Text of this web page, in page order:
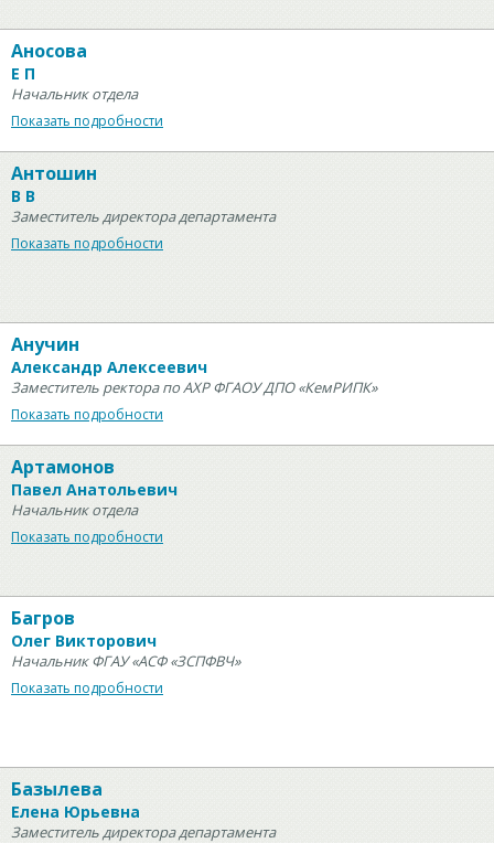
Аносова
Е П
Начальник отдела
Показать подробности
Антошин
В В
Заместитель директора департамента
Показать подробности
Анучин
Александр Алексеевич
Заместитель ректора по АХР ФГАОУ ДПО «КемРИПК»
Показать подробности
Артамонов
Павел Анатольевич
Начальник отдела
Показать подробности
Багров
Олег Викторович
Начальник ФГАУ «АСФ «ЗСПФВЧ»
Показать подробности
Базылева
Елена Юрьевна
Заместитель директора департамента